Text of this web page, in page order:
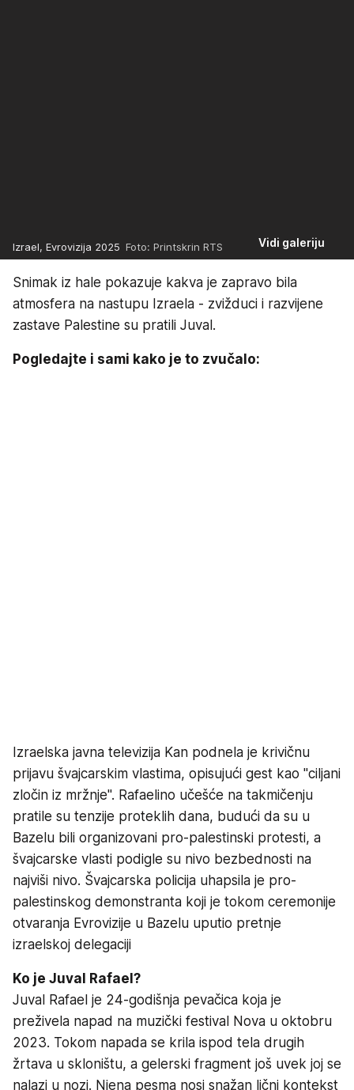
Vidi galeriju
Izrael, Evrovizija 2025 Foto: Printskrin RTS
Snimak iz hale pokazuje kakva je zapravo bila
atmosfera na nastupu Izraela - zvižduci i razvijene
zastave Palestine su pratili Juval.
Pogledajte i sami kako je to zvučalo:
Izraelska javna televizija Kan podnela je krivičnu
prijavu švajcarskim vlastima, opisujući gest kao "ciljani
zločin iz mržnje". Rafaelino učešće na takmičenju
pratile su tenzije proteklih dana, budući da su u
Bazelu bili organizovani pro-palestinski protesti, a
švajcarske vlasti podigle su nivo bezbednosti na
najviši nivo. Švajcarska policija uhapsila je pro-
palestinskog demonstranta koji je tokom ceremonije
otvaranja Evrovizije u Bazelu uputio pretnje
izraelskoj delegaciji
Ko je Juval Rafael?
Juval Rafael je 24-godišnja pevačica koja je
preživela napad na muzički festival Nova u oktobru
2023. Tokom napada se krila ispod tela drugih
žrtava u skloništu, a gelerski fragment još uvek joj se
nalazi u nozi. Njena pesma nosi snažan lični kontekst